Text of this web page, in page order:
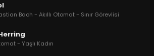
Bach - Akıllı Otomat - Sınır Görevlisi
- Yaşlı Kadın